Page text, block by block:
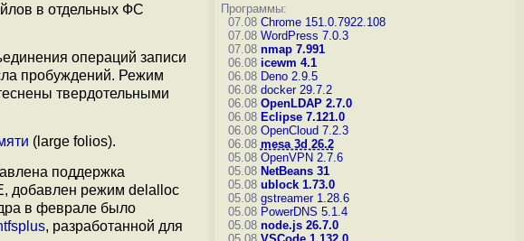
в отдельных ФС
операций записи
пробуждений. Режим
твердотельными
(large folios).
поддержка
добавлен режим delalloc
в феврале было
, разработанной для
Программы:
07.08 Chrome 151.0.7922.108
07.08 WordPress 7.0.3
07.08 nmap 7.991
06.08 icewm 4.1
06.08 Deno 2.9.5
06.08 docker 29.7.2
06.08 OpenLDAP 2.7.0
06.08 Eclipse 7.121.0
06.08 OpenCloud 7.2.3
06.08 mesa 3d 26.2
05.08 OpenVPN 2.7.6
05.08 NetBeans 31
05.08 ublock 1.73.0
05.08 gstreamer 1.28.6
05.08 PowerDNS 5.1.4
05.08 node.js 26.7.0